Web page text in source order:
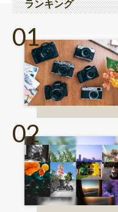
ランキング